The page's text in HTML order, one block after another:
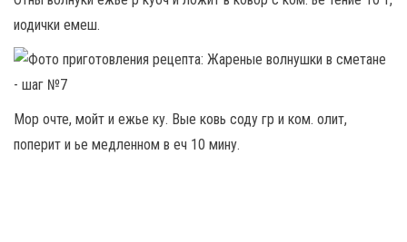
иодички емеш.
Мор очте, мойт и ежье ку. Вые ковь соду гр и ком. олит,
поперит и ье медленном в еч 10 мину.